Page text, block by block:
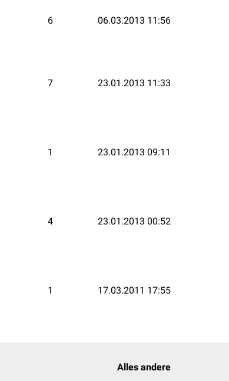
6 06.03.2013 11:56
7 23.01.2013 11:33
1 23.01.2013 09:11
4 23.01.2013 00:52
1 17.03.2011 17:55
Alles andere